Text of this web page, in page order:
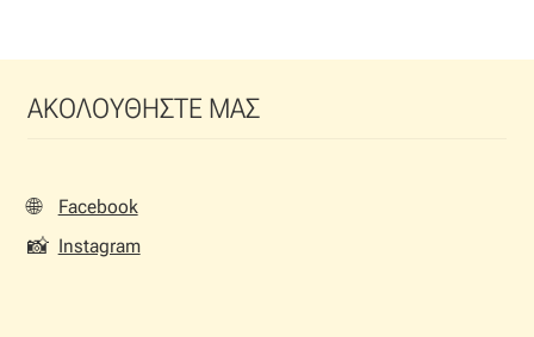
ΑΚΟΛΟΥΘΗΣΤΕ ΜΑΣ
🌐 Facebook
📸 Instagram